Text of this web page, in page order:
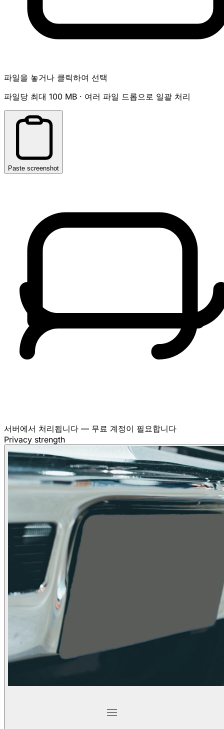
파일을 놓거나 클릭하여 선택
파일당 최대 100 MB · 여러 파일 드롭으로 일괄 처리
Paste screenshot
서버에서 처리됩니다 — 무료 계정이 필요합니다
Privacy strength